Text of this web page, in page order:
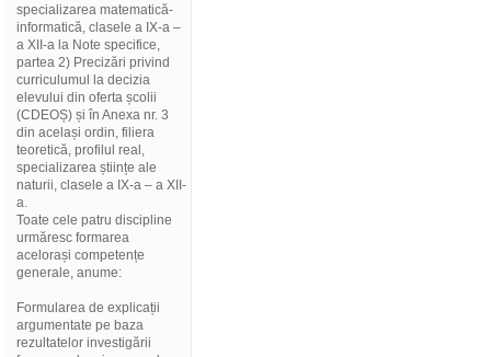
specializarea matematică-
informatică, clasele a IX-a –
a XII-a la Note specifice,
partea 2) Precizări privind
curriculumul la decizia
elevului din oferta școlii
(CDEOȘ) și în Anexa nr. 3
din același ordin, filiera
teoretică, profilul real,
specializarea științe ale
naturii, clasele a IX-a – a XII-
a.
Toate cele patru discipline
urmăresc formarea
acelorași competențe
generale, anume:
Formularea de explicații
argumentate pe baza
rezultatelor investigării